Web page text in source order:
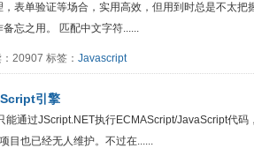
表单验证等场合，实用高效，但用到时总是不太
忘之用。 匹配中文字符......
20907 标签： Javascript
引擎
能通过JScript.NET执行ECMAScript/JavaScript代
目也已经无人维护。不过在......